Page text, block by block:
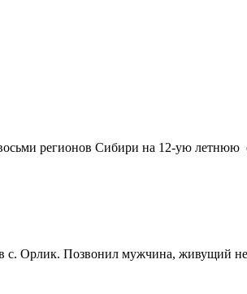
регионов Сибири на 12-ую летнюю
Орлик. Позвонил мужчина, живущий